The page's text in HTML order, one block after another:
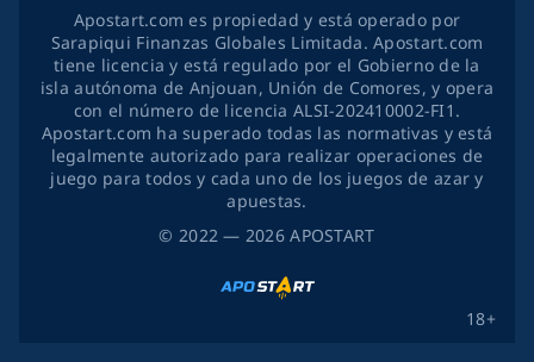
© 2022 — 2026APOSTART
18+
Apostart.com es propiedad y está operado por
Sarapiqui Finanzas Globales Limitada. Apostart.com
tiene licencia y está regulado por el Gobierno de la
isla autónoma de Anjouan, Unión de Comores, y opera
con el número de licencia ALSI-202410002-FI1.
Apostart.com ha superado todas las normativas y está
legalmente autorizado para realizar operaciones de
juego para todos y cada uno de los juegos de azar y
apuestas.